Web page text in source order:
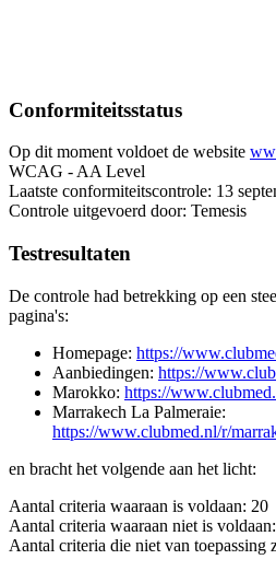
Conformiteitsstatus
Op dit moment voldoet de website
WCAG - AA Level
Laatste conformiteitscontrole: 13
Controle uitgevoerd door: Temesis
Testresultaten
De controle had betrekking op een
pagina's:
Homepage: https://
Aanbiedingen: https://
Marokko: https://
Marrakech La Palmeraie:
https://www.clubmed.nl/r/
en bracht het volgende aan het licht:
Aantal criteria waaraan is voldaan: 20
Aantal criteria waaraan niet is
Aantal criteria die niet van toepassing